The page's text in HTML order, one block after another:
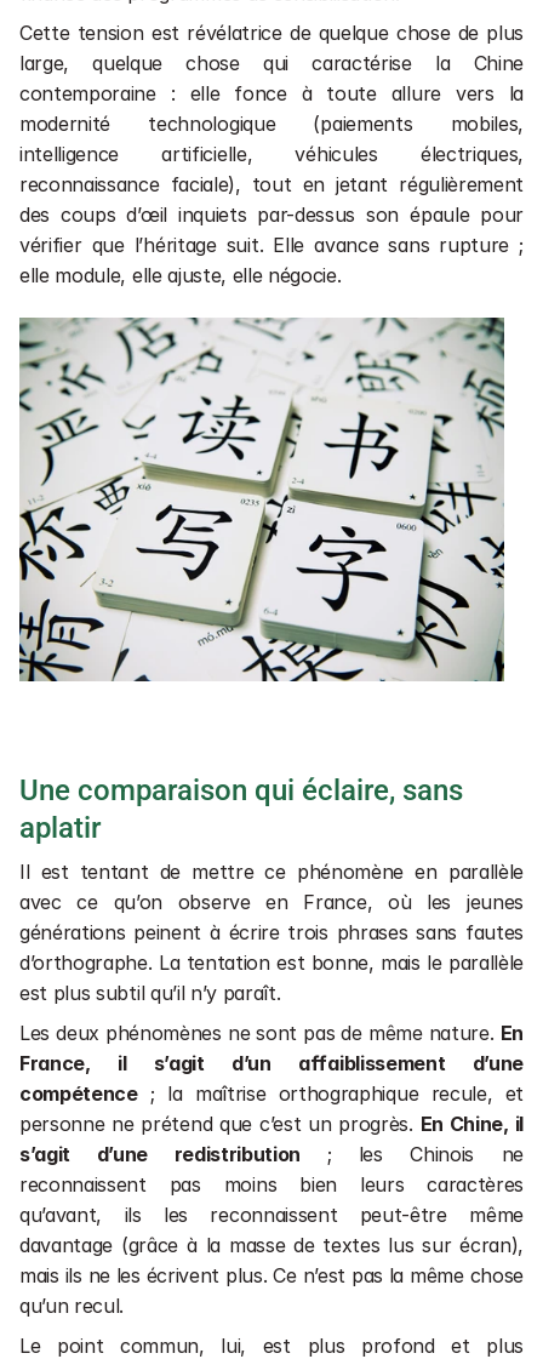
Cette tension est révélatrice de quelque chose de plus
large, quelque chose qui caractérise la Chine
contemporaine : elle fonce à toute allure vers la
modernité technologique (paiements mobiles,
intelligence artificielle, véhicules électriques,
reconnaissance faciale), tout en jetant régulièrement
des coups d’œil inquiets par-dessus son épaule pour
vérifier que l’héritage suit. Elle avance sans rupture ;
elle module, elle ajuste, elle négocie.
Une comparaison qui éclaire, sans
aplatir
Il est tentant de mettre ce phénomène en parallèle
avec ce qu’on observe en France, où les jeunes
générations peinent à écrire trois phrases sans fautes
d’orthographe. La tentation est bonne, mais le parallèle
est plus subtil qu’il n’y paraît.
Les deux phénomènes ne sont pas de même nature. En
France, il s’agit d’un affaiblissement d’une
compétence ; la maîtrise orthographique recule, et
personne ne prétend que c’est un progrès. En Chine, il
s’agit d’une redistribution ; les Chinois ne
reconnaissent pas moins bien leurs caractères
qu’avant, ils les reconnaissent peut-être même
davantage (grâce à la masse de textes lus sur écran),
mais ils ne les écrivent plus. Ce n’est pas la même chose
qu’un recul.
Le point commun, lui, est plus profond et plus